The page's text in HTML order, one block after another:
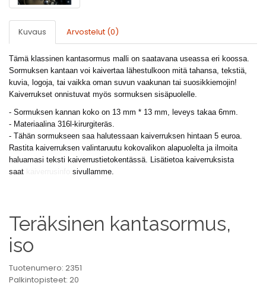
Kuvaus Arvostelut (0)
Tämä klassinen kantasormus malli on saatavana useassa eri koossa.
Sormuksen kantaan voi kaivertaa lähestulkoon mitä tahansa, tekstiä,
kuvia, logoja, tai vaikka oman suvun vaakunan tai suosikkiemojin!
Kaiverrukset onnistuvat myös sormuksen sisäpuolelle.
- Sormuksen kannan koko on 13 mm * 13 mm, leveys takaa 6mm.
- Materiaalina 316l-kirurgiteräs.
- Tähän sormukseen saa halutessaan kaiverruksen hintaan 5 euroa.
Rastita kaiverruksen valintaruutu kokovalikon alapuolelta ja ilmoita
haluamasi teksti kaiverrustietokentässä. Lisätietoa kaiverruksista
saat
sivullamme.
Teräksinen kantasormus,
iso
Tuotenumero: 2351
Palkintopisteet: 20